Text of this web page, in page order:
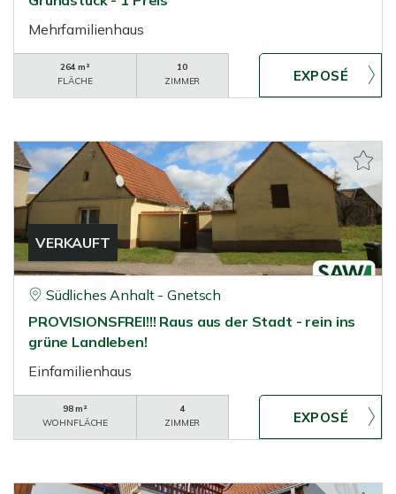
Mehrfamilienhaus
264 m²
FLÄCHE
10
ZIMMER
VERKAUFT
Südliches Anhalt - Gnetsch
PROVISIONSFREI!!! Raus aus der Stadt - rein ins
grüne Landleben!
Einfamilienhaus
98 m²
WOHNFLÄCHE
4
ZIMMER